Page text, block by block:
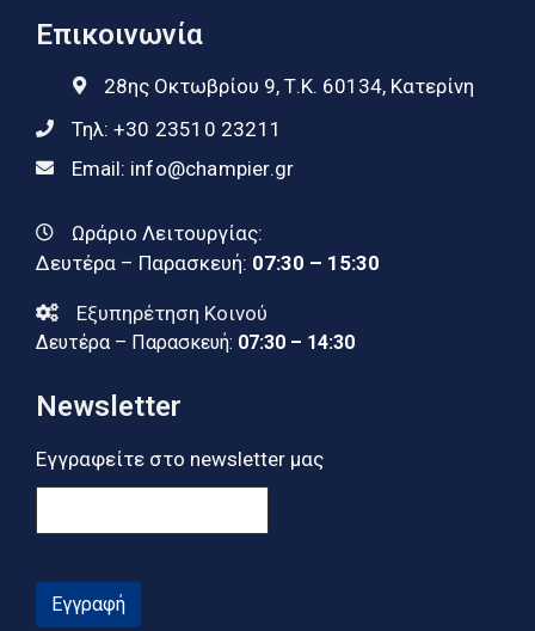
Επικοινωνία
28ης Οκτωβρίου 9, Τ.Κ. 60134, Κατερίνη
Τηλ: +30 23510 23211
Email: info@champier.gr
Ωράριο Λειτουργίας:
Δευτέρα – Παρασκευή: 07:30 – 15:30
Εξυπηρέτηση Κοινού
Δευτέρα – Παρασκευή: 07:30 – 14:30
Newsletter
Εγγραφείτε στο newsletter μας
Εγγραφή